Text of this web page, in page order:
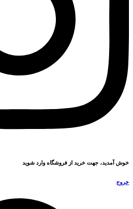
خوش آمدید، جهت خرید از فروشگاه وارد شوید
خروج